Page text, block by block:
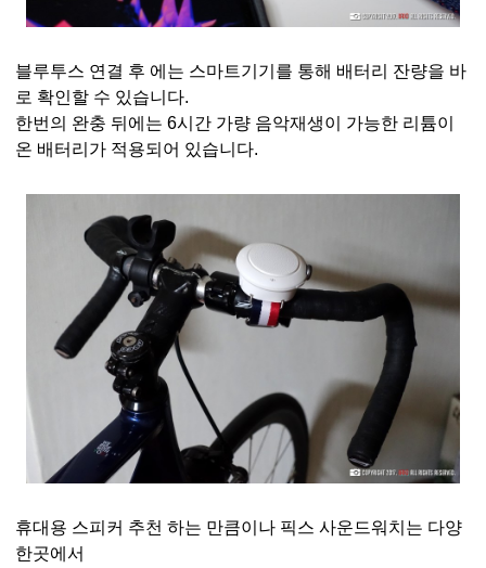
블루투스 연결 후 에는 스마트기기를 통해 배터리 잔량을 바
로 확인할 수 있습니다.
한번의 완충 뒤에는 6시간 가량 음악재생이 가능한 리튬이
온 배터리가 적용되어 있습니다.
휴대용 스피커 추천 하는 만큼이나 픽스 사운드워치는 다양
한곳에서